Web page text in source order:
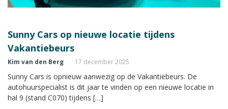
Sunny Cars op nieuwe locatie tijdens
Vakantiebeurs
Kim van den Berg 17 december 2025
Sunny Cars is opnieuw aanwezig op de Vakantiebeurs. De
autohuurspecialist is dit jaar te vinden op een nieuwe locatie in
hal 9 (stand C070) tijdens […]